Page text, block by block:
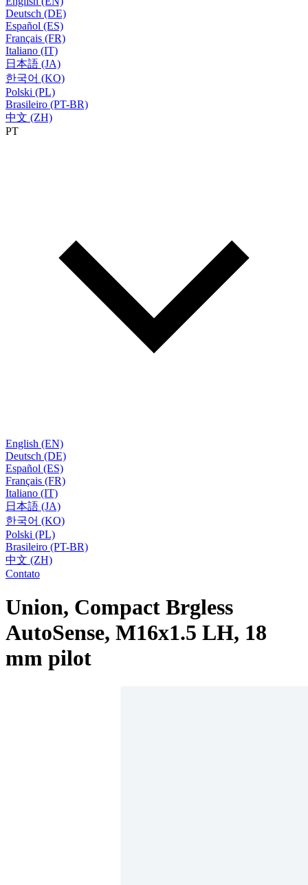
Deutsch (DE)
Español (ES)
Français (FR)
Italiano (IT)
日本語 (JA)
한국어 (KO)
Polski (PL)
Brasileiro (PT-BR)
中文 (ZH)
PT
English (EN)
Deutsch (DE)
Español (ES)
Français (FR)
Italiano (IT)
日本語 (JA)
한국어 (KO)
Polski (PL)
Brasileiro (PT-BR)
中文 (ZH)
Contato
Union, Compact Brgless
AutoSense, M16x1.5 LH, 18
mm pilot